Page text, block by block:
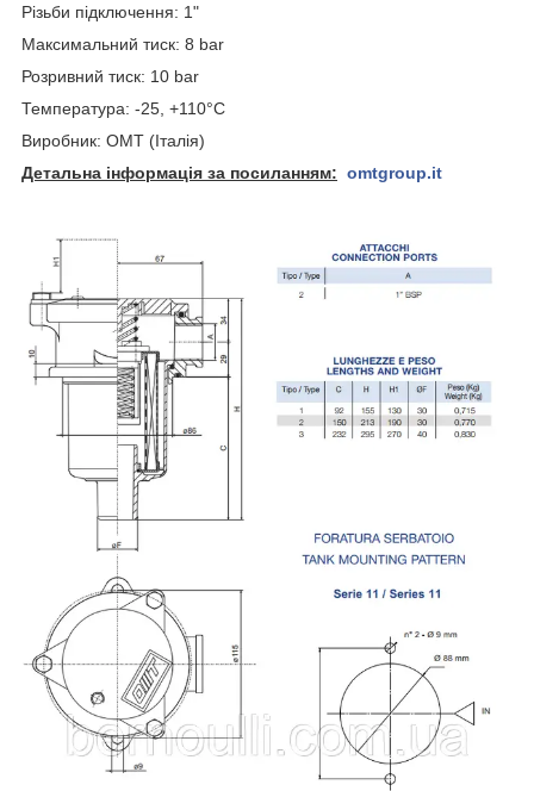
Різьби підключення: 1"
Максимальний тиск: 8 bar
Розривний тиск: 10 bar
Температура: -25, +110°C
Виробник: OMT (Італія)
Детальна інформація за посиланням: omtgroup.it